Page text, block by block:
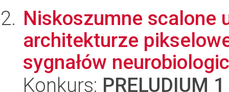
Niskoszumne scalone
architekturze
sygnałów
Konkurs: PRELUDIUM 1